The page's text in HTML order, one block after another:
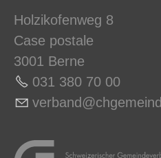
Holzikofenweg 8
Case postale
3001 Berne
031 380 70 00
v rb nd chg m nd